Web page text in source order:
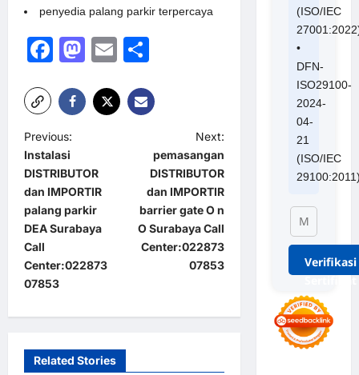
penyedia palang parkir terpercaya
Facebook
Mastodon
Email
P
o
s
t
n
a
v
i
Previous:
Instalasi
DISTRIBUTOR
dan IMPORTIR
palang parkir
DEA Surabaya
Call
Center:022873
07853
Next:
pemasangan
DISTRIBUTOR
dan IMPORTIR
barrier gate O n
O Surabaya Call
Center:022873
07853
Related Stories
(ISO/IEC
•
DFN-
ISO29100-
2024-
04-
21
(ISO/IEC
Verifikasi
Sertifikat